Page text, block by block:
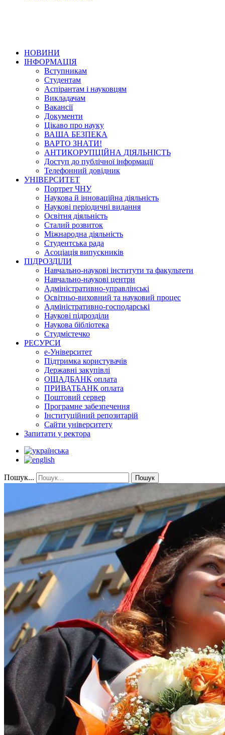
НОВИНИ
ІНФОРМАЦІЯ
Вступникам
Студентам
Аспірантам і науковцям
Викладачам
Вакансії
Документи
Цікаво про науку
ВАША БЕЗПЕКА
ВАРТО ЗНАТИ!
АНТИКОРУПЦІЙНА ДІЯЛЬНІСТЬ
Доступ до публічної інформації
Телефонний довідник
УНІВЕРСИТЕТ
Портрет ЧНУ
Наукова й інноваційна діяльність
Наукові періодичні видання
Освітня діяльність
Сталий розвиток
Міжнародна діяльність
Студентська рада
Асоціація випускників
ПІДРОЗДІЛИ
Навчально-наукові інститути та факультети
Навчально-наукові центри
Адміністративно-управлінські
Освітньо-виховний та науковий процес
Адміністративно-господарські
Наукові підрозділи
Наукова бібліотека
Студмістечко
РЕСУРСИ
е-Університет
Підтримка користувачів
Державні закупівлі
ОЩАДБАНК оплата
ПРИВАТБАНК оплата
Поштовий сервер
Програмне забезпечення
Інституційний репозитарій
Сайти університету
Запитати у ректора
Пошук... Пошук